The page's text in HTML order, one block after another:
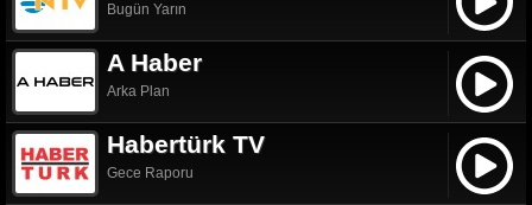
Bugün Yarın
A Haber
Arka Plan
Habertürk TV
Gece Raporu